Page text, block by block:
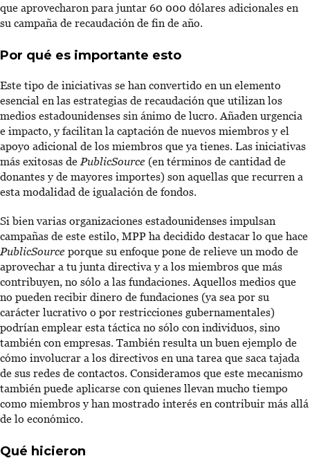
que aprovecharon para juntar 60 000 dólares adicionales en
su campaña de recaudación de fin de año.
Por qué es importante esto
Este tipo de iniciativas se han convertido en un elemento
esencial en las estrategias de recaudación que utilizan los
medios estadounidenses sin ánimo de lucro. Añaden urgencia
e impacto, y facilitan la captación de nuevos miembros y el
apoyo adicional de los miembros que ya tienes. Las iniciativas
más exitosas dePublicSource (en términos de cantidad de
donantes y de mayores importes) son aquellas que recurren a
esta modalidad de igualación de fondos.
Si bien varias organizaciones estadounidenses impulsan
campañas de este estilo, MPP ha decidido destacar lo que hace
PublicSource porque su enfoque pone de relieve un modo de
aprovechar a tu junta directiva y a los miembros que más
contribuyen, no sólo a las fundaciones. Aquellos medios que
no pueden recibir dinero de fundaciones (ya sea por su
carácter lucrativo o por restricciones gubernamentales)
podrían emplear esta táctica no sólo con individuos, sino
también con empresas. También resulta un buen ejemplo de
cómo involucrar a los directivos en una tarea que saca tajada
de sus redes de contactos. Consideramos que este mecanismo
también puede aplicarse con quienes llevan mucho tiempo
como miembros y han mostrado interés en contribuir más allá
de lo económico.
Qué hicieron